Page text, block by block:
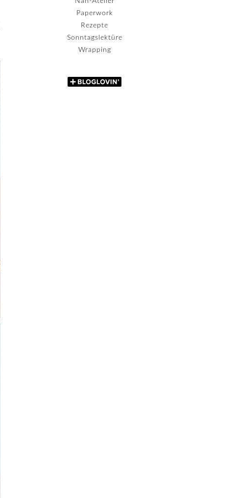
Paperwork
Rezepte
Sonntagslektüre
Wrapping